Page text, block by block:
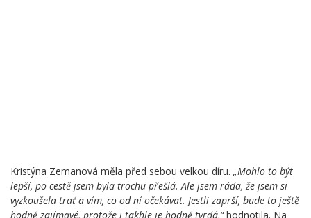
Kristýna Zemanová měla před sebou velkou díru. „Mohlo to být
lepší, po cestě jsem byla trochu přešlá. Ale jsem ráda, že jsem si
vyzkoušela trať a vím, co od ní očekávat. Jestli zaprší, bude to ještě
hodně zajímavé, protože i takhle je hodně tvrdá,“hodnotila. Na